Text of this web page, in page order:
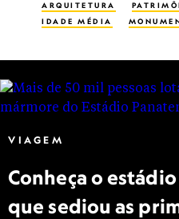
ARQUITETURA
IDADE MÉDIA
VIAGEM
Conheça o
que sediou as